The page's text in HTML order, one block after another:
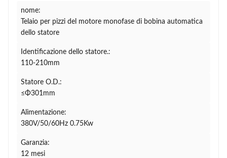
nome:
Telaio per pizzi del motore monofase di bobina automatica
dello statore
Identificazione dello statore.:
110-210mm
Statore O.D.:
≤Φ301mm
Alimentazione:
380V/50/60Hz 0.75Kw
Garanzia:
12 mesi